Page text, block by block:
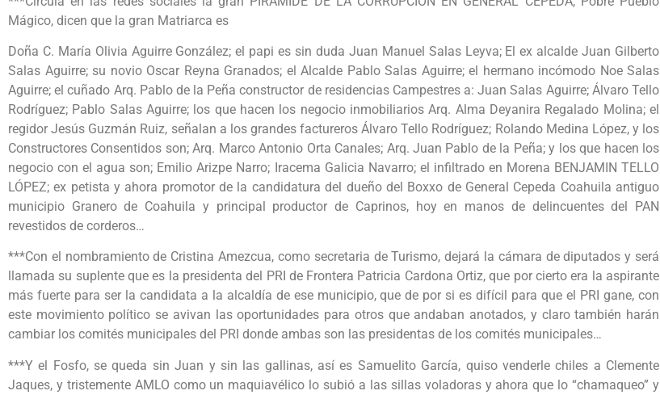
Mágico, dicen que la gran Matriarca es
Doña C. María Olivia Aguirre González; el papi es sin duda Juan Manuel Salas Leyva; El ex alcalde Juan Gilberto
Salas Aguirre; su novio Oscar Reyna Granados; el Alcalde Pablo Salas Aguirre; el hermano incómodo Noe Salas
Aguirre; el cuñado Arq. Pablo de la Peña constructor de residencias Campestres a: Juan Salas Aguirre; Álvaro Tello
Rodríguez; Pablo Salas Aguirre; los que hacen los negocio inmobiliarios Arq. Alma Deyanira Regalado Molina; el
regidor Jesús Guzmán Ruiz, señalan a los grandes factureros Álvaro Tello Rodríguez; Rolando Medina López, y los
Constructores Consentidos son; Arq. Marco Antonio Orta Canales; Arq. Juan Pablo de la Peña; y los que hacen los
negocio con el agua son; Emilio Arizpe Narro; Iracema Galicia Navarro; el infiltrado en Morena BENJAMIN TELLO
LÓPEZ; ex petista y ahora promotor de la candidatura del dueño del Boxxo de General Cepeda Coahuila antiguo
municipio Granero de Coahuila y principal productor de Caprinos, hoy en manos de delincuentes del PAN
revestidos de corderos…
***Con el nombramiento de Cristina Amezcua, como secretaria de Turismo, dejará la cámara de diputados y será
llamada su suplente que es la presidenta del PRI de Frontera Patricia Cardona Ortiz, que por cierto era la aspirante
más fuerte para ser la candidata a la alcaldía de ese municipio, que de por si es difícil para que el PRI gane, con
este movimiento político se avivan las oportunidades para otros que andaban anotados, y claro también harán
cambiar los comités municipales del PRI donde ambas son las presidentas de los comités municipales…
***Y el Fosfo, se queda sin Juan y sin las gallinas, así es Samuelito García, quiso venderle chiles a Clemente
Jaques, y tristemente AMLO como un maquiavélico lo subió a las sillas voladoras y ahora que lo “chamaqueo” y